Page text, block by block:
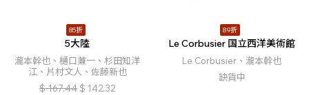
85折
5大陸
瀧本幹也、樋口兼一、杉田知洋
江、片村文人、佐藤新也
$ 167.44 $ 142.32
89折
Le Corbusier 国立西洋美術館
Le Corbusier、瀧本幹也
缺貨中